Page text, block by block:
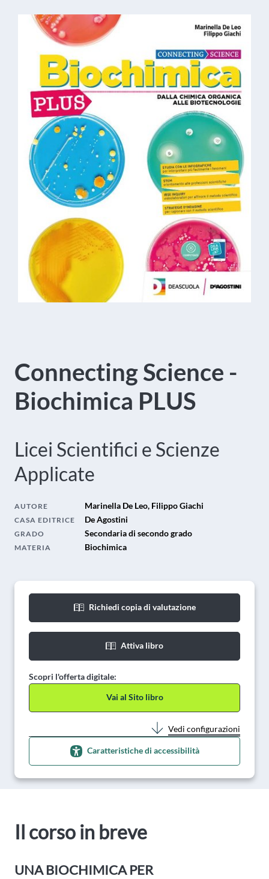
Connecting Science -
Biochimica PLUS
Licei Scientifici e Scienze
Applicate
AUTORE Marinella De Leo, Filippo Giachi
CASA EDITRICE De Agostini
GRADO Secondaria di secondo grado
MATERIA Biochimica
Richiedi copia di valutazione
Attiva libro
Scopri l'offerta digitale:
Vai al Sito libro
Vedi configurazioni
Caratteristiche di accessibilità
Il corso in breve
UNA BIOCHIMICA PER